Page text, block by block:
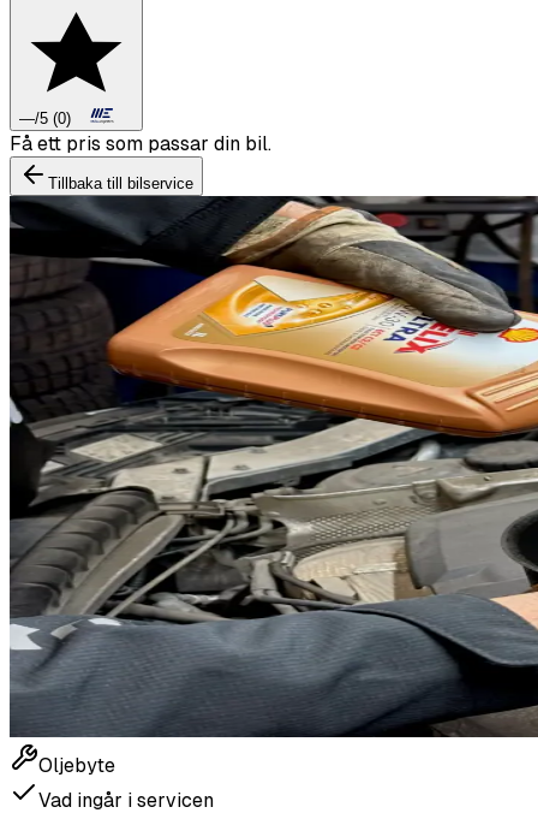
—/5 (0)
Boka däckbyte eller montering inför vintern.
Tillbaka till bilservice
Oljebyte
Vad ingår i servicen